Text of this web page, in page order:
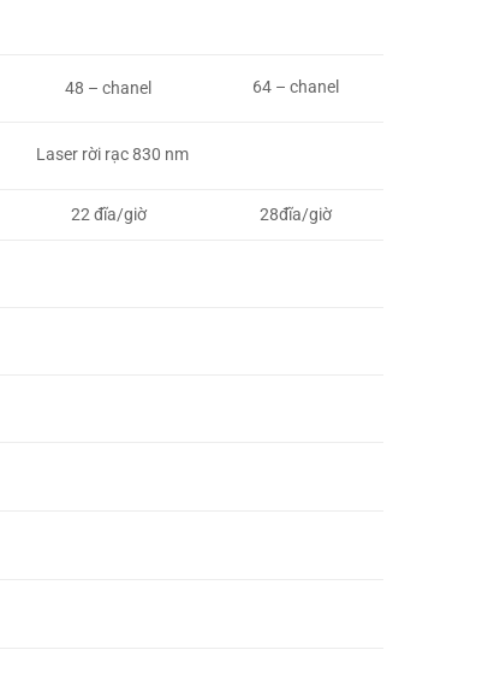
48 – chanel 64 – chanel
Laser rời rạc 830 nm
22 đĩa/giờ 28đĩa/giờ